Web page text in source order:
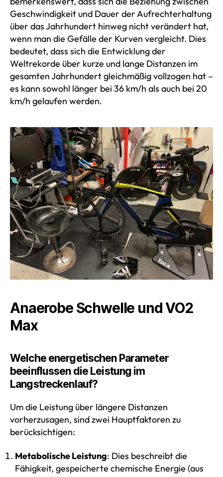
Geschwindigkeit und Dauer der Aufrechterhaltung
über das Jahrhundert hinweg nicht verändert hat,
wenn man die Gefälle der Kurven vergleicht. Dies
bedeutet, dass sich die Entwicklung der
Weltrekorde über kurze und lange Distanzen im
gesamten Jahrhundert gleichmäßig vollzogen hat –
es kann sowohl länger bei 36 km/h als auch bei 20
km/h gelaufen werden.
Anaerobe Schwelle und VO2
Max
Welche energetischen Parameter
beeinflussen die Leistung im
Langstreckenlauf?
Um die Leistung über längere Distanzen
vorherzusagen, sind zwei Hauptfaktoren zu
berücksichtigen:
Metabolische Leistung: Dies beschreibt die
Fähigkeit, gespeicherte chemische Energie (aus